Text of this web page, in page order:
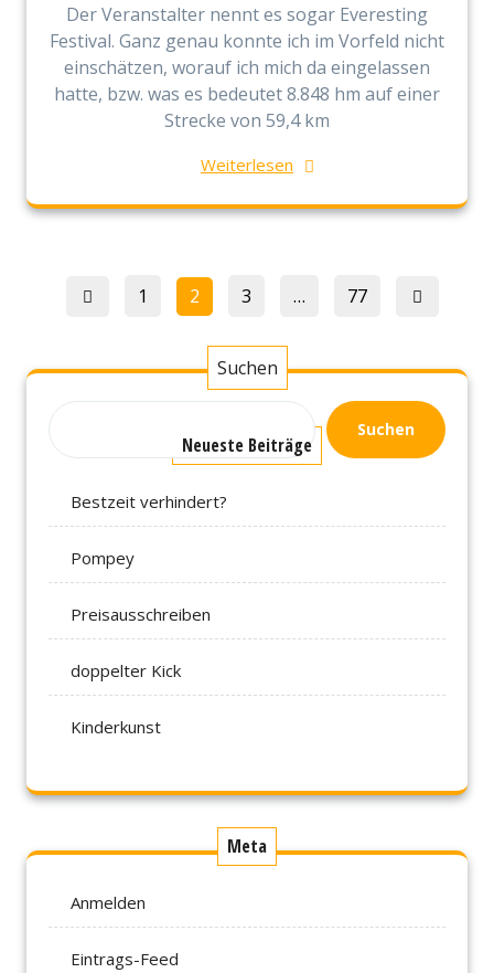
Der Veranstalter nennt es sogar Everesting
Festival. Ganz genau konnte ich im Vorfeld nicht
einschätzen, worauf ich mich da eingelassen
hatte, bzw. was es bedeutet 8.848 hm auf einer
Strecke von 59,4 km
Weiterlesen
Seitennummerierung
Beiträge
Page
1 Page
2 Page
3 … Page
77
Suchen
Suchen
Neueste Beiträge
Bestzeit verhindert?
Pompey
Preisausschreiben
doppelter Kick
Kinderkunst
Meta
Anmelden
Eintrags-Feed